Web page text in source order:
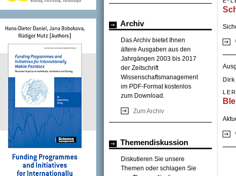
Archiv
Das Archiv bietet Ihnen
ältere Ausgaben aus den
Jahrgängen 2003 bis 2017
der Zeitschrift
Wissenschaftsmanagement
im PDF-Format kostenlos
zum Download.
Zum Archiv
Themendiskussion
Diskutieren Sie unsere
Themen oder schlagen Sie